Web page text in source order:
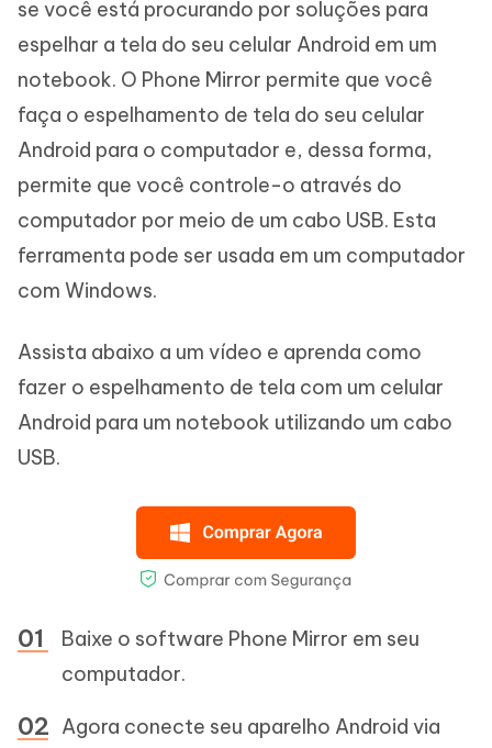
se você está procurando por soluções para
espelhar a tela do seu celular Android em um
notebook. O Phone Mirror permite que você
faça o espelhamento de tela do seu celular
Android para o computador e, dessa forma,
permite que você controle-o através do
computador por meio de um cabo USB. Esta
ferramenta pode ser usada em um computador
com Windows.
Assista abaixo a um vídeo e aprenda como
fazer o espelhamento de tela com um celular
Android para um notebook utilizando um cabo
USB.
Baixe o software Phone Mirror em seu
computador.
Agora conecte seu aparelho Android via